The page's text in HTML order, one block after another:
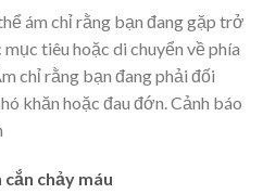
ám chỉ rằng bạn đang gặp trở
tiêu hoặc di chuyển về phía
chỉ rằng bạn đang phải đối
khăn hoặc đau đớn. Cảnh báo
chảy máu